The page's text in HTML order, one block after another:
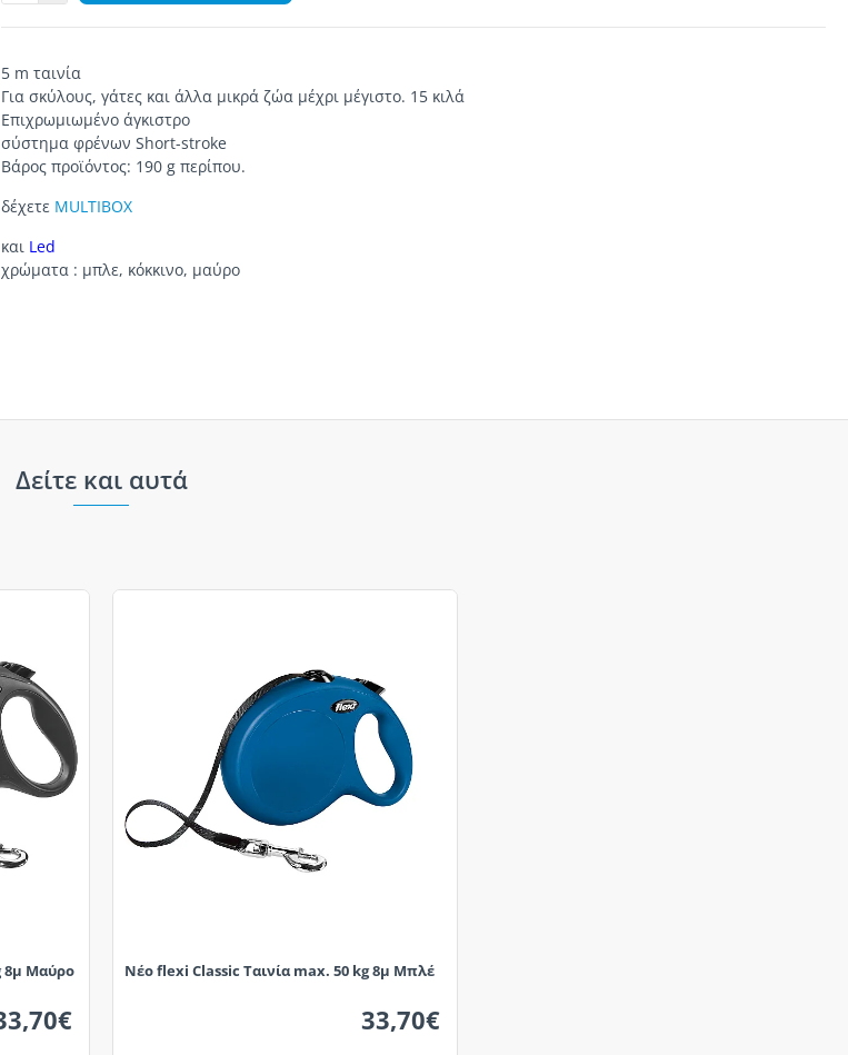
5 m ταινία
Για σκύλους, γάτες και άλλα μικρά ζώα μέχρι μέγιστο. 15 κιλά
Επιχρωμιωμένο άγκιστρο
σύστημα φρένων Short-stroke
Βάρος προϊόντος: 190 g περίπου.
δέχετε MULTIBOX
και Led
χρώματα: μπλε, κόκκινο, μαύρο
Δείτε και αυτά
8μ Μαύρο Νέο flexi Classic Ταινία max. 50 kg 8μ Μπλέ
33,70€